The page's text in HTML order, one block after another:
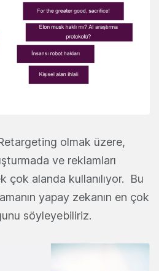
olmak üzere,
ve reklamları
çok alanda kullanılıyor. Bu
yapay zekanın en çok
söyleyebiliriz.